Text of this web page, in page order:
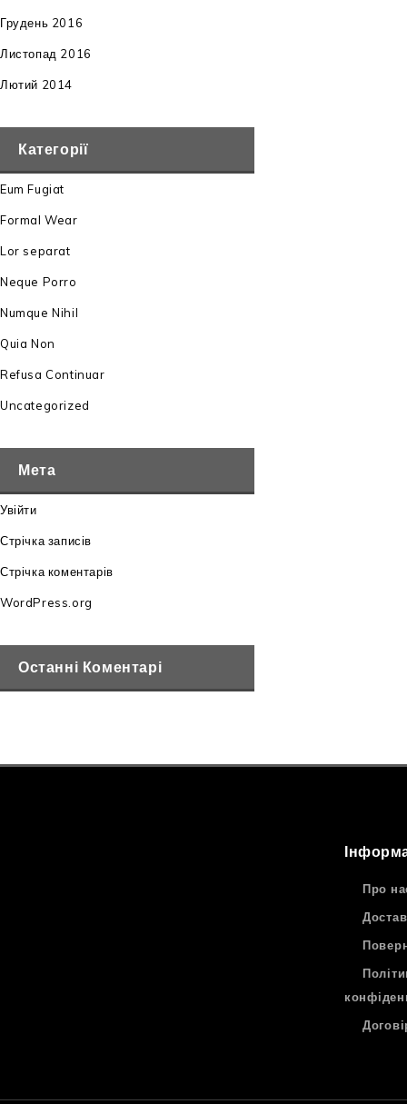
Грудень 2016
Листопад 2016
Лютий 2014
Категорії
Eum Fugiat
Formal Wear
Lor separat
Neque Porro
Numque Nihil
Quia Non
Refusa Continuar
Uncategorized
Мета
Увійти
Стрічка записів
Стрічка коментарів
WordPress.org
Останні Коментарі
Про